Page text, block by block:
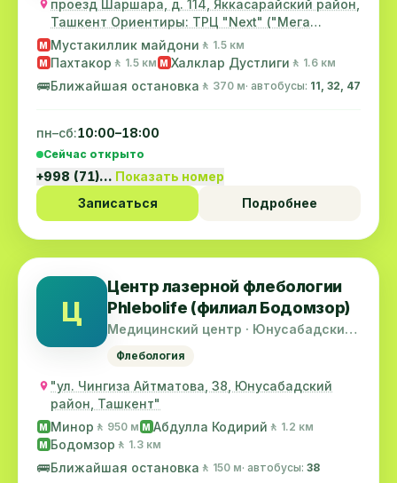
проезд Шаршара, д. 114, Яккасарайский район,
Ташкент Ориентиры: ТРЦ "Next" ("Мега
трейд",...
M Мустакиллик майдони 🚶 1.5 км
M Пахтакор 🚶 1.5 км M Халклар Дустлиги 🚶 1.6 км
🚌Ближайшая остановка 🚶 370 м· автобусы: 11, 32, 47
пн–сб:10:00–18:00
Сейчас открыто
+998 (71)… Показать номер
Записаться
Подробнее
Ц
Центр лазерной флебологии
Phlebolife (филиал Бодомзор)
Медицинский центр · Юнусабадский
Флебология
"ул. Чингиза Айтматова, 38, Юнусабадский
район, Ташкент"
M Минор 🚶 950 м M Абдулла Кодирий 🚶 1.2 км
M Бодомзор 🚶 1.3 км
🚌Ближайшая остановка 🚶 150 м· автобусы: 38